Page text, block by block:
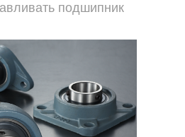
подшипник